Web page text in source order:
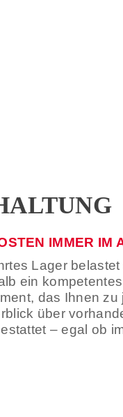
IMMER IM
Lager
ein kompetentes
das Ihnen zu
über
– egal ob